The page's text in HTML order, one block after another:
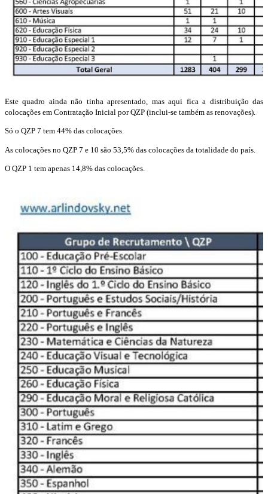
Este quadro ainda não tinha apresentado, mas aqui fica a distribuição das
colocações em Contratação Inicial por QZP (inclui-se também as renovações).
Só o QZP 7 tem 44% das colocações.
As colocações no QZP 7 e 10 são 53,5% das colocações da totalidade do país.
O QZP 1 tem apenas 14,8% das colocações.